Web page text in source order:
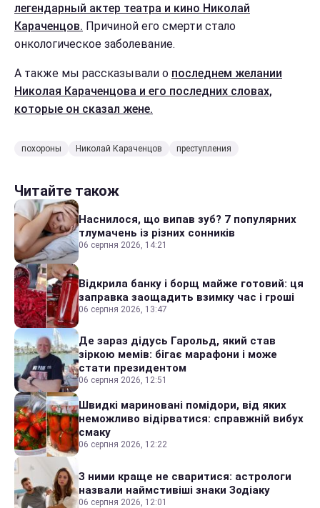
легендарный актер театра и кино Николай
Караченцов. Причиной его смерти стало
онкологическое заболевание.
А также мы рассказывали о последнем желании
Николая Караченцова и его последних словах,
которые он сказал жене.
похороны Николай Караченцов преступления
Читайте також
Наснилося, що випав зуб? 7 популярних
тлумачень із різних сонників
06 серпня 2026, 14:21
Відкрила банку і борщ майже готовий: ця
заправка заощадить взимку час і гроші
06 серпня 2026, 13:47
Де зараз дідусь Гарольд, який став
зіркою мемів: бігає марафони і може
стати президентом
06 серпня 2026, 12:51
Швидкі мариновані помідори, від яких
неможливо відірватися: справжній вибух
смаку
06 серпня 2026, 12:22
З ними краще не сваритися: астрологи
назвали наймстивіші знаки Зодіаку
06 серпня 2026, 12:01